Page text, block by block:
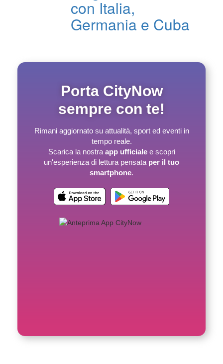
con Italia,
Germania e Cuba
Porta CityNow
sempre con te!
Rimani aggiornato su attualità, sport ed eventi in
tempo reale.
Scarica la nostra app ufficialee scopri
un'esperienza di lettura pensata per il tuo
smartphone.